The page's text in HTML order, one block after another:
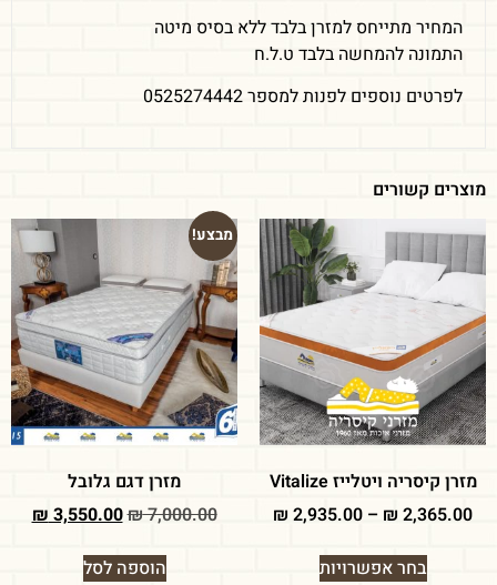
המחיר מתייחס למזרן בלבד ללא בסיס מיטה
התמונה להמחשה בלבד ט.ל.ח
לפרטים נוספים לפנות למספר 0525274442
מוצרים קשורים
מזרן קיסריה ויטלייז Vitalize
₪ 2,365.00
–
₪ 2,935.00
בחר אפשרויות
מבצע!
מזרן דגם גלובל
₪7,000.00
₪3,550.00
הוספה לסל